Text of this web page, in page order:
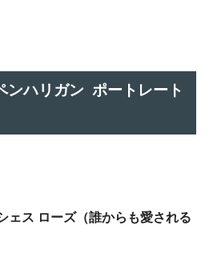
ンハリガン ポートレート
ェス ローズ（誰からも愛される